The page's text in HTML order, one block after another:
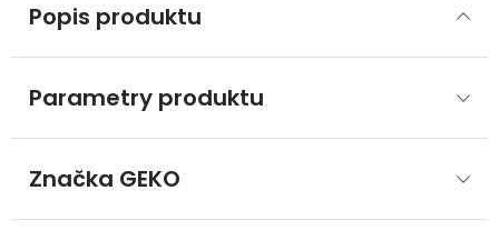
Popis produktu
Parametry produktu
Značka GEKO